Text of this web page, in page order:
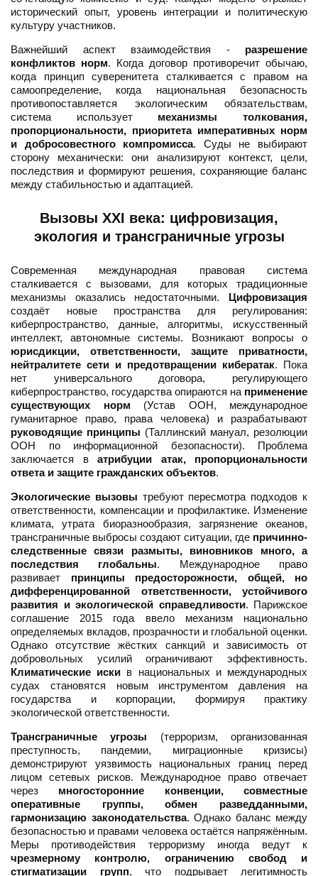
исторический опыт, уровень интеграции и политическую
культуру участников.
Важнейший аспект взаимодействия - разрешение
конфликтов норм. Когда договор противоречит обычаю,
когда принцип суверенитета сталкивается с правом на
самоопределение, когда национальная безопасность
противопоставляется экологическим обязательствам,
система использует механизмы толкования,
пропорциональности, приоритета императивных норм
и добросовестного компромисса. Суды не выбирают
сторону механически: они анализируют контекст, цели,
последствия и формируют решения, сохраняющие баланс
между стабильностью и адаптацией.
Вызовы XXI века: цифровизация,
экология и трансграничные угрозы
Современная международная правовая система
сталкивается с вызовами, для которых традиционные
механизмы оказались недостаточными. Цифровизация
создаёт новые пространства для регулирования:
киберпространство, данные, алгоритмы, искусственный
интеллект, автономные системы. Возникают вопросы о
юрисдикции, ответственности, защите приватности,
нейтралитете сети и предотвращении кибератак. Пока
нет универсального договора, регулирующего
киберпространство, государства опираются на применение
существующих норм (Устав ООН, международное
гуманитарное право, права человека) и разрабатывают
руководящие принципы (Таллинский мануал, резолюции
ООН по информационной безопасности). Проблема
заключается в атрибуции атак, пропорциональности
ответа и защите гражданских объектов.
Экологические вызовы требуют пересмотра подходов к
ответственности, компенсации и профилактике. Изменение
климата, утрата биоразнообразия, загрязнение океанов,
трансграничные выбросы создают ситуации, где причинно-
следственные связи размыты, виновников много, а
последствия глобальны. Международное право
развивает принципы предосторожности, общей, но
дифференцированной ответственности, устойчивого
развития и экологической справедливости. Парижское
соглашение 2015 года ввело механизм национально
определяемых вкладов, прозрачности и глобальной оценки.
Однако отсутствие жёстких санкций и зависимость от
добровольных усилий ограничивают эффективность.
Климатические иски в национальных и международных
судах становятся новым инструментом давления на
государства и корпорации, формируя практику
экологической ответственности.
Трансграничные угрозы (терроризм, организованная
преступность, пандемии, миграционные кризисы)
демонстрируют уязвимость национальных границ перед
лицом сетевых рисков. Международное право отвечает
через многосторонние конвенции, совместные
оперативные группы, обмен разведданными,
гармонизацию законодательства. Однако баланс между
безопасностью и правами человека остаётся напряжённым.
Меры противодействия терроризму иногда ведут к
чрезмерному контролю, ограничению свобод и
стигматизации групп, что подрывает легитимность